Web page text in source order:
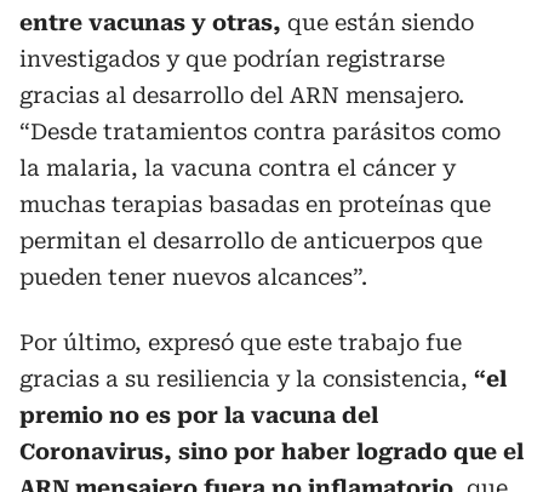
entre vacunas y otras, que están siendo
investigados y que podrían registrarse
gracias al desarrollo del ARN mensajero.
“Desde tratamientos contra parásitos como
la malaria, la vacuna contra el cáncer y
muchas terapias basadas en proteínas que
permitan el desarrollo de anticuerpos que
pueden tener nuevos alcances”.
Por último, expresó que este trabajo fue
gracias a su resiliencia y la consistencia, “el
premio no es por la vacuna del
Coronavirus, sino por haber logrado que el